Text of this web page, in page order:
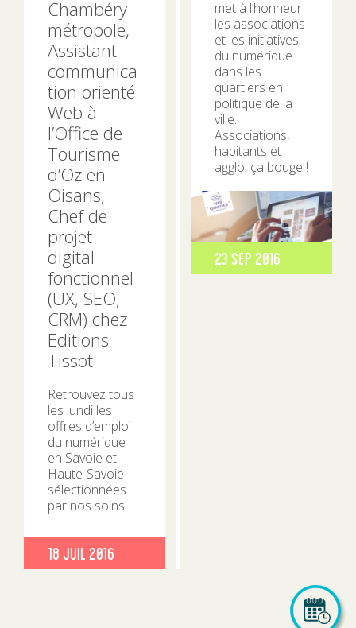
met à l’honneur
les associations
et les initiatives
du numérique
dans les
quartiers en
politique de la
ville.
Associations,
habitants et
agglo, ça bouge !
Publié
23 Sep 2016
Chambéry
métropole,
Assistant
communica
tion orienté
Web à
l’Office de
Tourisme
d’Oz en
Oisans,
Chef de
projet
digital
fonctionnel
(UX, SEO,
CRM) chez
Editions
Tissot
Retrouvez tous
les lundi les
offres d’emploi
du numérique
en Savoie et
Haute-Savoie
sélectionnées
par nos soins.
Publié
18 Juil 2016